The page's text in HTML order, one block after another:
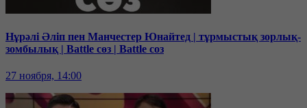
Нұрәлі Әліп пен Манчестер Юнайтед | тұрмыстық зорлық-
зомбылық | Battle сөз | Battle соз
27 ноября, 14:00